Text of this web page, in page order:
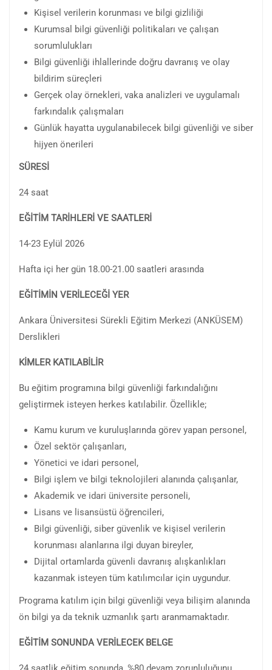
Kişisel verilerin korunması ve bilgi gizliliği
Kurumsal bilgi güvenliği politikaları ve çalışan
sorumlulukları
Bilgi güvenliği ihlallerinde doğru davranış ve olay
bildirim süreçleri
Gerçek olay örnekleri, vaka analizleri ve uygulamalı
farkındalık çalışmaları
Günlük hayatta uygulanabilecek bilgi güvenliği ve siber
hijyen önerileri
SÜRESİ
24 saat
EĞİTİM TARİHLERİ VE SAATLERİ
14-23 Eylül 2026
Hafta içi her gün 18.00-21.00 saatleri arasında
EĞİTİMİN VERİLECEĞİ YER
Ankara Üniversitesi Sürekli Eğitim Merkezi (ANKÜSEM)
Derslikleri
KİMLER KATILABİLİR
Bu eğitim programına bilgi güvenliği farkındalığını
geliştirmek isteyen herkes katılabilir. Özellikle;
Kamu kurum ve kuruluşlarında görev yapan personel,
Özel sektör çalışanları,
Yönetici ve idari personel,
Bilgi işlem ve bilgi teknolojileri alanında çalışanlar,
Akademik ve idari üniversite personeli,
Lisans ve lisansüstü öğrencileri,
Bilgi güvenliği, siber güvenlik ve kişisel verilerin
korunması alanlarına ilgi duyan bireyler,
Dijital ortamlarda güvenli davranış alışkanlıkları
kazanmak isteyen tüm katılımcılar için uygundur.
Programa katılım için bilgi güvenliği veya bilişim alanında
ön bilgi ya da teknik uzmanlık şartı aranmamaktadır.
EĞİTİM SONUNDA VERİLECEK BELGE